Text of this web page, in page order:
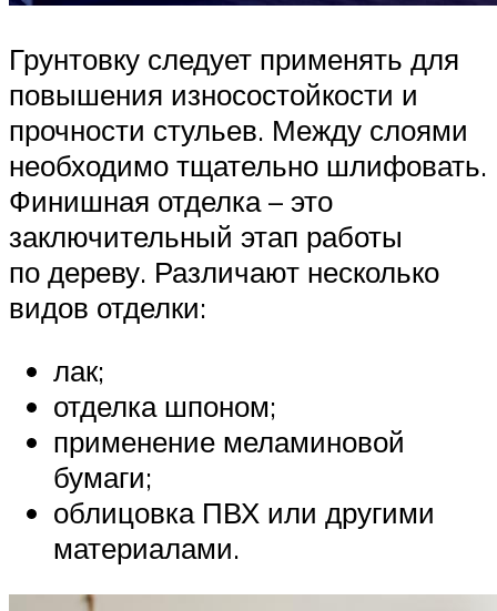
Грунтовку следует применять для
повышения износостойкости и
прочности стульев. Между слоями
необходимо тщательно шлифовать.
Финишная отделка – это
заключительный этап работы
по дереву. Различают несколько
видов отделки:
лак;
отделка шпоном;
применение меламиновой
бумаги;
облицовка ПВХ или другими
материалами.